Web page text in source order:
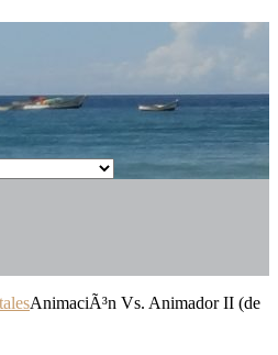
AnimaciÃ³n Vs. Animador II (de